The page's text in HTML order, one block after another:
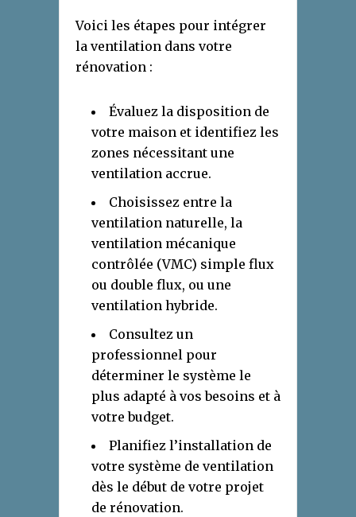
Voici les étapes pour intégrer
la ventilation dans votre
rénovation :
Évaluez la disposition de
votre maison et identifiez les
zones nécessitant une
ventilation accrue.
Choisissez entre la
ventilation naturelle, la
ventilation mécanique
contrôlée (VMC) simple flux
ou double flux, ou une
ventilation hybride.
Consultez un
professionnel pour
déterminer le système le
plus adapté à vos besoins et à
votre budget.
Planifiez l’installation de
votre système de ventilation
dès le début de votre projet
de rénovation.